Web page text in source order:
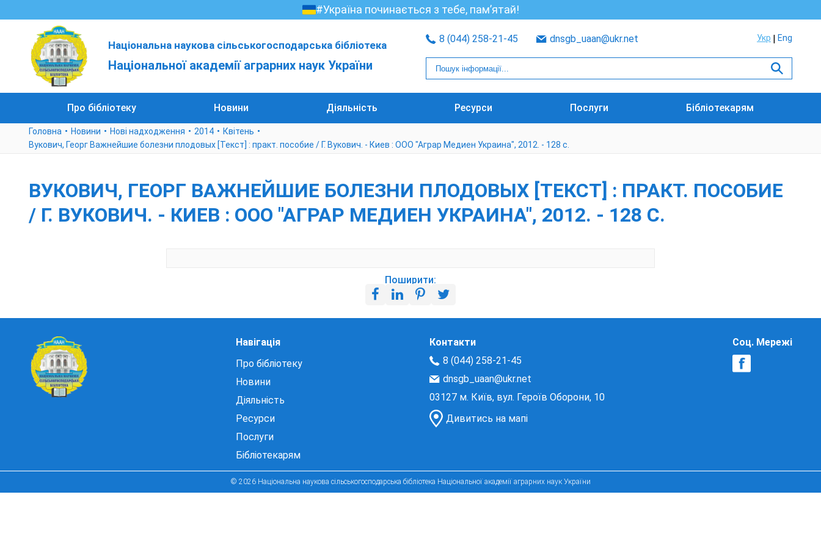
#Україна починається з тебе, пам’ятай!
Національна наукова сільськогосподарська бібліотека
Національної академії аграрних наук України
8 (044) 258-21-45 dnsgb_uaan@ukr.net Укр Eng
Про бібліотеку Новини Діяльність Ресурси Послуги Бібліотекарям
Головна Новини Нові надходження 2014
Квітень
Вукович, Георг Важнейшие болезни плодовых [Текст] : практ. пособие / Г. Вукович. - Киев : ООО "Аграр Медиен Украина", 2012. - 128 с.
ВУКОВИЧ, ГЕОРГ ВАЖНЕЙШИЕ БОЛЕЗНИ ПЛОДОВЫХ [ТЕКСТ] : ПРАКТ. ПОСОБИЕ
/ Г. ВУКОВИЧ. - КИЕВ : ООО "АГРАР МЕДИЕН УКРАИНА", 2012. - 128 С.
Поширити:
Навігація
Про бібліотеку
Новини
Діяльність
Ресурси
Послуги
Бібліотекарям
Контакти
8 (044) 258-21-45
dnsgb_uaan@ukr.net
03127 м. Київ, вул. Героїв Оборони, 10
Дивитись на мапі
Соц. Мережі
© 2026 Національна наукова сільськогосподарська бібліотека Національної академії аграрних наук України